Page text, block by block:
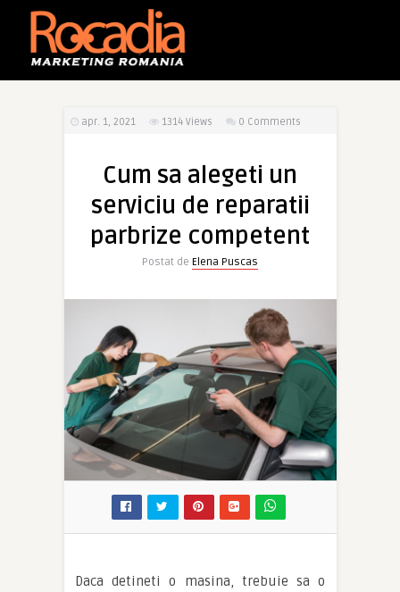
apr. 1, 2021 1314 Views 0 Comments
Cum sa alegeti un
serviciu de reparatii
parbrize competent
Postat de Elena Puscas
Daca detineti o masina, trebuie sa o